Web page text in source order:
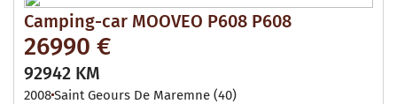
Camping-car MOOVEO P608 P608
26990 €
92942 KM
2008Saint Geours De Maremne (40)